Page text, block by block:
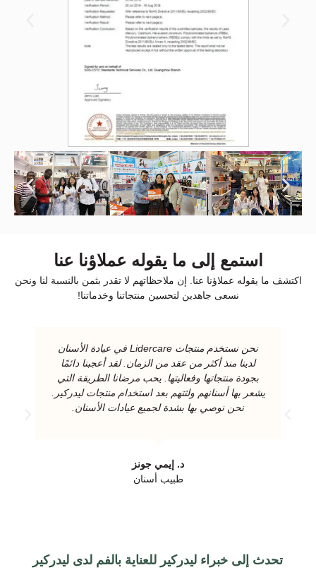
استمع إلى ما يقوله عملاؤنا عنا
اكتشف ما يقوله عملاؤنا عنا. إن ملاحظاتهم لا تقدر بثمن بالنسبة لنا ونحن
نسعى جاهدين لتحسين منتجاتنا وخدماتنا!
نحن نستخدم منتجات Lidercare في عيادة الأسنان
لدينا منذ أكثر من عقد من الزمان. لقد أعجبنا دائمًا
بجودة منتجاتها وفعاليتها. يحب مرضانا الطريقة التي
يشعر بها أسنانهم ولثتهم بعد استخدام منتجات ليدركير.
نحن نوصي بها بشدة لجميع عيادات الأسنان.
د. إيمي جونز
طبيب أسنان
تحدث إلى خبراء ليدركير للعناية بالفم لدى ليدركير